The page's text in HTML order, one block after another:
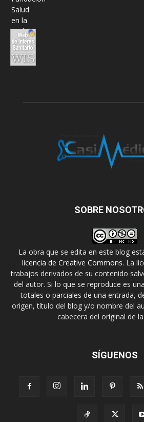
SOBRE
La obra que se edita en este blog
licencia de Creative Commons. La
trabajos derivados de su contenido
del autor. Si lo que se reproduce es
totales o parciales de una entrada,
origen, título del blog y/o nombre del
cabecera del original de
SÍGUENOS